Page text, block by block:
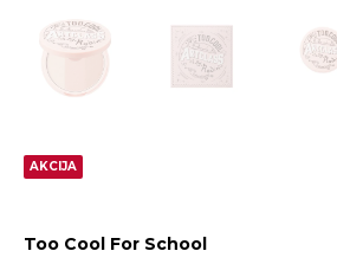
AKCIJA
Too Cool For School